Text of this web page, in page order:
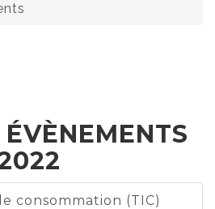
consommation (TIC)